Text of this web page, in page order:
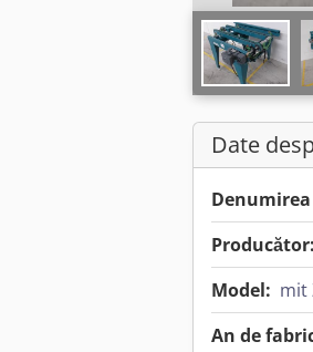
Date
Producător:
Model: mit
An de